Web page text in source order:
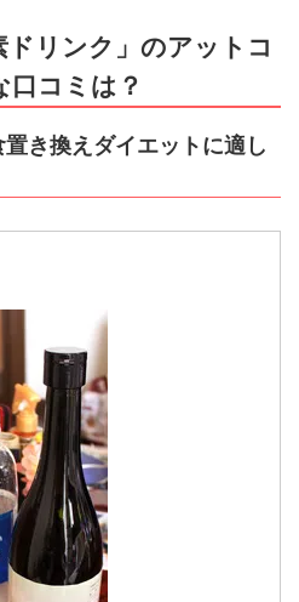
ドリンク」のアットコ
口コミは？
き換えダイエットに適し